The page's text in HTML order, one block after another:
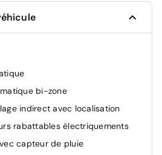
adaptatif
bi-zone
indirect avec localisation
rabattables électriquements
capteur de pluie